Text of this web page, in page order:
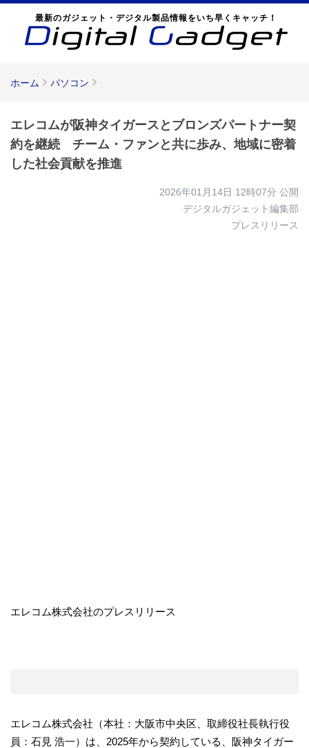
最新のガジェット・デジタル製品情報をいち早くキャッチ！
ホーム パソコン
エレコムが阪神タイガースとブロンズパートナー契
約を継続 チーム・ファンと共に歩み、地域に密着
した社会貢献を推進
2026年01月14日 12時07分 公開
デジタルガジェット編集部
プレスリリース
エレコム株式会社のプレスリリース
エレコム株式会社（本社：大阪市中央区、取締役社長執行役
員：石見 浩一）は、2025年から契約している、阪神タイガー